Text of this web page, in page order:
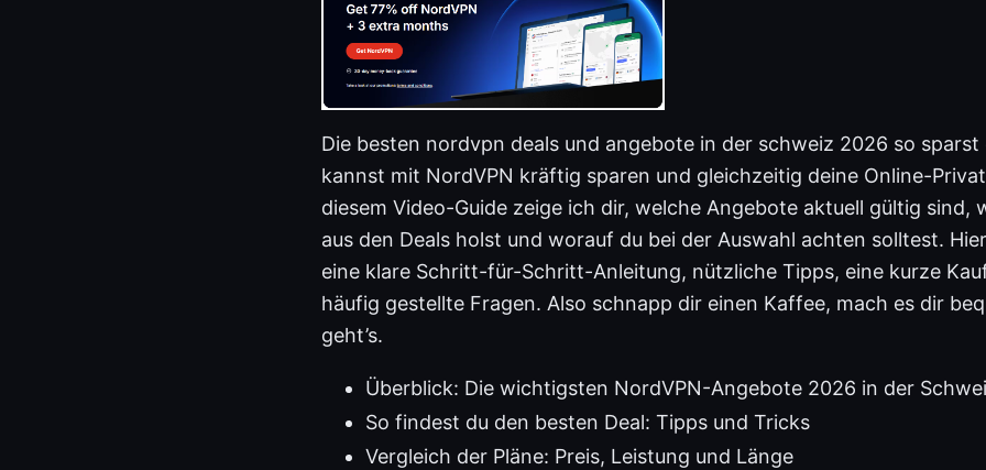
Die besten nordvpn deals und angebote in der schweiz 2026 so sparst
kannst mit NordVPN kräftig sparen und gleichzeitig deine Online-
diesem Video-Guide zeige ich dir, welche Angebote aktuell gültig sind,
aus den Deals holst und worauf du bei der Auswahl achten solltest.
eine klare Schritt-für-Schritt-Anleitung, nützliche Tipps, eine kurze
häufig gestellte Fragen. Also schnapp dir einen Kaffee, mach es dir
geht’s.
Überblick: Die wichtigsten NordVPN-Angebote 2026 in der
So findest du den besten Deal: Tipps und Tricks
Vergleich der Pläne: Preis, Leistung und Länge